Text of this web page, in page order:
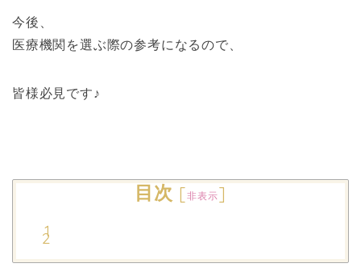
今後、
医療機関を選ぶ際の参考になるので、
皆様必見です♪
目次 [非表示]